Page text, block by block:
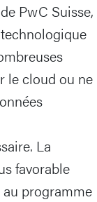
PwC Suisse,
le cloud ou ne
La
favorable
programme